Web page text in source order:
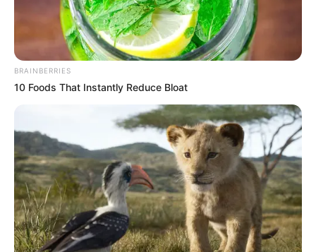
LIHAT ARTIKEL LAINNYA
Don’t Look Up A Boy Called Christmas
BRAINBERRIES
10 Foods That Instantly Reduce Bloat